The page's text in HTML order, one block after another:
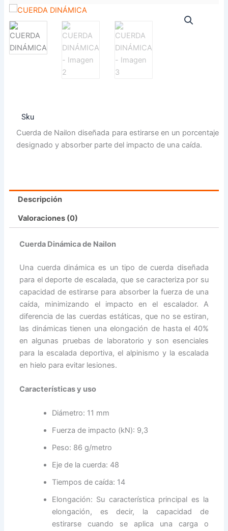
Sku
Cuerda de Nailon diseñada para estirarse en un porcentaje
designado y absorber parte del impacto de una caída.
Descripción
Valoraciones (0)
Cuerda Dinámica de Nailon
Una cuerda dinámica es un tipo de cuerda diseñada
para el deporte de escalada, que se caracteriza por su
capacidad de estirarse para absorber la fuerza de una
caída, minimizando el impacto en el escalador. A
diferencia de las cuerdas estáticas, que no se estiran,
las dinámicas tienen una elongación de hasta el 40%
en algunas pruebas de laboratorio y son esenciales
para la escalada deportiva, el alpinismo y la escalada
en hielo para evitar lesiones.
Características y uso
Diámetro: 11 mm
Fuerza de impacto (kN): 9,3
Peso: 86 g/metro
Eje de la cuerda: 48
Tiempos de caída: 14
Elongación: Su característica principal es la
elongación, es decir, la capacidad de
estirarse cuando se aplica una carga o